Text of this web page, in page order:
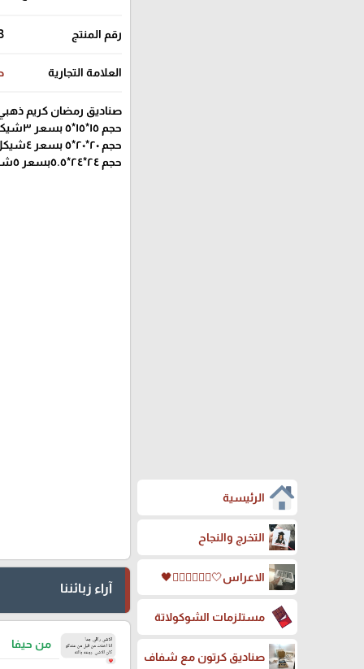
الرئيسية
التخرج والنجاح
الاعراس🤍🤵🏻‍♀️👰🏻‍♀️🖤
مستلزمات الشوكولاتة
صناديق كرتون مع شفاف
رقم المنتج
العلامة التجارية
صناديق رمضان كريم
حجم ١٥*١٥*٥ بسعر ٣شيكل
حجم ٢٠*٢٠*٥ بسعر ٤شيكل
حجم ٢٤*٢٤*٥.٥بسعر ٥شيكل
آراء زبائننا
من حيفا